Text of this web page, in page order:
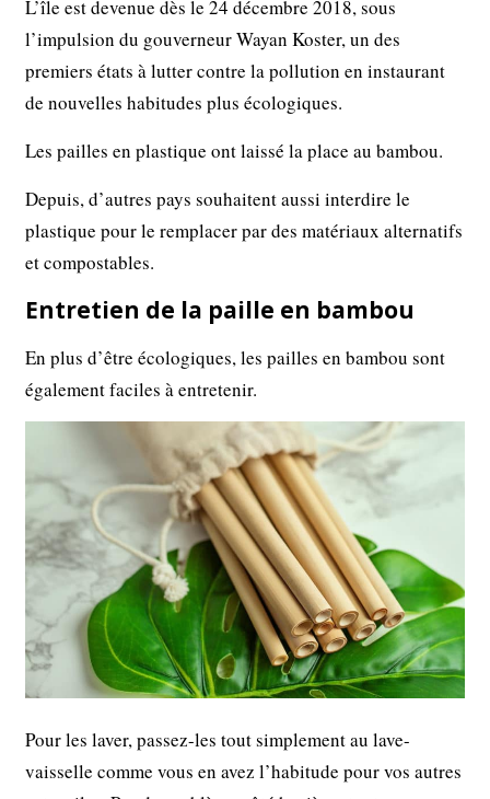
L’île est devenue dès le 24 décembre 2018, sous
l’impulsion du gouverneur Wayan Koster, un des
premiers états à lutter contre la pollution en instaurant
de nouvelles habitudes plus écologiques.
Les pailles en plastique ont laissé la place au bambou.
Depuis, d’autres pays souhaitent aussi interdire le
plastique pour le remplacer par des matériaux alternatifs
et compostables.
Entretien de la paille en bambou
En plus d’être écologiques, les pailles en bambou sont
également faciles à entretenir.
Pour les laver, passez-les tout simplement au lave-
vaisselle comme vous en avez l’habitude pour vos autres